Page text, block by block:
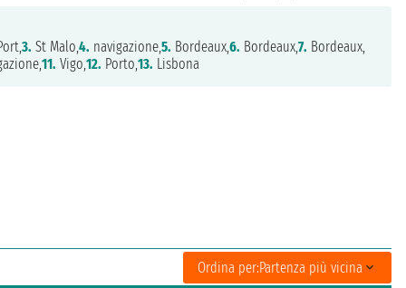
3. St Malo,4. navigazione,5. Bordeaux,6. Bordeaux,7. Bordeaux,
11. Vigo,12. Porto,13. Lisbona
Ordina per:Partenza più vicina